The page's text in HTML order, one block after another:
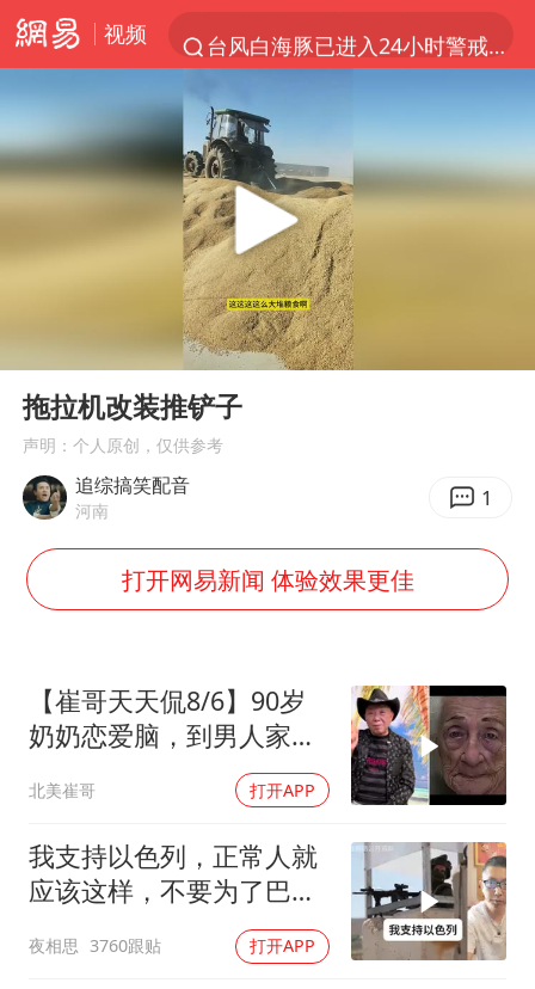
视频
上海：台风白海豚或将带来龙卷风
四川宜宾高县4.9级地震致1死
出口禁令驱动有色板块大涨
秋天的第一杯奶茶到底有多火
38岁演员求职万岁山NPC成功
胜宏科技：股票交易异常波动
国乒男单横滨冠军赛全军覆没
U17国足三连胜晋级明日之星半决赛
夯实基础开新局
Play
拖拉机改装推铲子
声明：个人原创，仅供参考
追综搞笑配音
河南 1
打开网易新闻 体验效果更佳
【崔哥天天侃8/6】90岁
奶奶恋爱脑，到男人家索
北美崔哥 打开APP
我支持以色列，正常人就
应该这样，不要为了巴勒
夜相思 3760跟贴 打开APP